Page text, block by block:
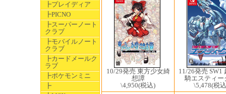
┣プレイディア
┣PICNO
┣スーパーノート
クラブ
┣モバイルノート
クラブ
┣カードメールク
ラブ
┣ポケモンミニ
┣
10/29発売 東方少女綺
想譚
\4,950(税込)
11/26発売 SW1
騎エスティ
\5,478(税